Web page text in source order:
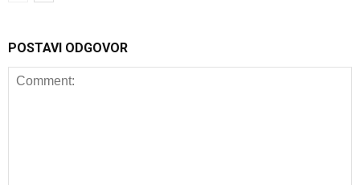
POSTAVI ODGOVOR